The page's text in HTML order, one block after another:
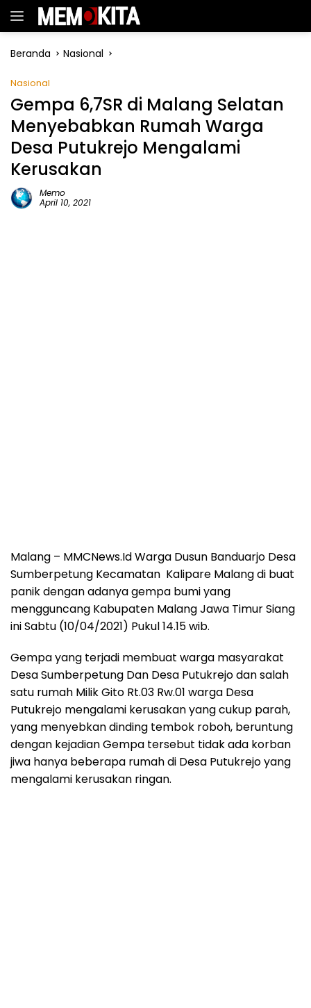
Langsung
Beranda
Nasional
Nasional
Gempa 6,7SR di Malang Selatan
Menyebabkan Rumah Warga
Desa Putukrejo Mengalami
Kerusakan
Memo
April 10, 2021
Malang – MMCNews.Id Warga Dusun Banduarjo Desa
Sumberpetung Kecamatan Kalipare Malang di buat
panik dengan adanya gempa bumi yang
mengguncang Kabupaten Malang Jawa Timur Siang
ini Sabtu (10/04/2021) Pukul 14.15 wib.
Gempa yang terjadi membuat warga masyarakat
Desa Sumberpetung Dan Desa Putukrejo dan salah
satu rumah Milik Gito Rt.03 Rw.01 warga Desa
Putukrejo mengalami kerusakan yang cukup parah,
yang menyebkan dinding tembok roboh, beruntung
dengan kejadian Gempa tersebut tidak ada korban
jiwa hanya beberapa rumah di Desa Putukrejo yang
mengalami kerusakan ringan.